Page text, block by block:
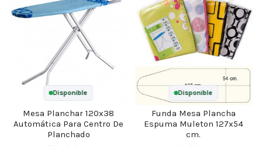
Disponible
Mesa Planchar 120x38
Automática Para Centro De
Planchado
Disponible
Funda Mesa Plancha
Espuma Muleton 127x54
cm.